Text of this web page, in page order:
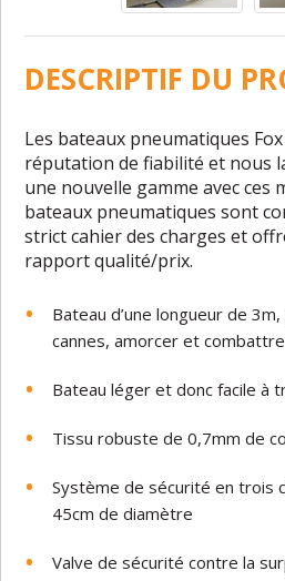
DESCRIPTIF DU
Les bateaux pneumatiques
réputation de fiabilité et nous
une nouvelle gamme avec ces
bateaux pneumatiques sont
strict cahier des charges et
rapport qualité/prix.
Bateau d’une longueur de
cannes, amorcer et
Bateau léger et donc facile à
Tissu robuste de 0,7mm de
Système de sécurité en trois
45cm de diamètre
Valve de sécurité contre la